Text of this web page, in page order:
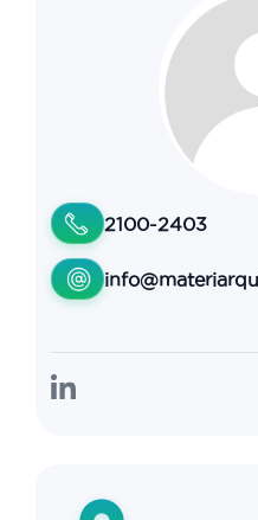
2100-2403